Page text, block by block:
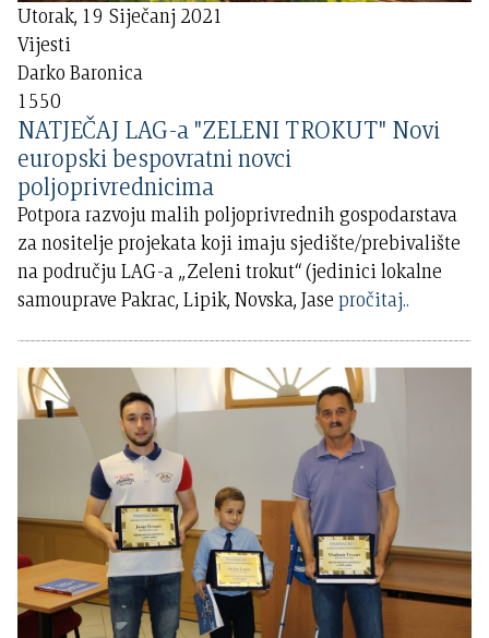
Utorak, 19 Siječanj 2021
Vijesti
Darko Baronica
1550
NATJEČAJ LAG-a "ZELENI TROKUT" Novi
europski bespovratni novci
poljoprivrednicima
Potpora razvoju malih poljoprivrednih gospodarstava
za nositelje projekata koji imaju sjedište/prebivalište
na području LAG-a „Zeleni trokut“ (jedinici lokalne
samouprave Pakrac, Lipik, Novska, Jasepročitaj..